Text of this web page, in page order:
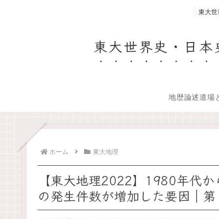
東大世
東大世界史・日
地歴論述道場
ホーム 東大地理
【東大地理2022】1980年代
の発生件数が増加した要因｜